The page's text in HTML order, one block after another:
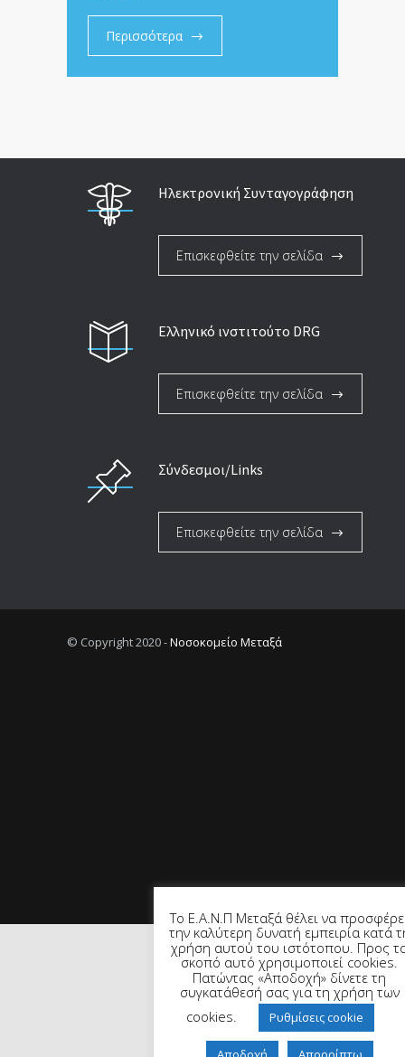
Περισσότερα
Ηλεκτρονική Συνταγογράφηση
Επισκεφθείτε την σελίδα
Ελληνικό ινστιτούτο DRG
Επισκεφθείτε την σελίδα
Σύνδεσμοι/Links
Επισκεφθείτε την σελίδα
© Copyright 2020 -Νοσοκομείο Μεταξά
Το Ε.Α.Ν.Π Μεταξά θέλει να
την καλύτερη δυνατή εμπειρία κατά
χρήση αυτού του ιστότοπου. Προς
σκοπό αυτό χρησιμοποιεί cookies.
Πατώντας «Αποδοχή» δίνετε τη
συγκατάθεσή σας για τη χρήση των
cookies.
Ρυθμίσεις cookie